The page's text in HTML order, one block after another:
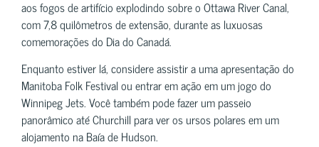
aos fogos de artifício explodindo sobre o Ottawa River Canal,
com 7,8 quilômetros de extensão, durante as luxuosas
comemorações do Dia do Canadá.
Enquanto estiver lá, considere assistir a uma apresentação do
Manitoba Folk Festival ou entrar em ação em um jogo do
Winnipeg Jets. Você também pode fazer um passeio
panorâmico até Churchill para ver os ursos polares em um
alojamento na Baía de Hudson.